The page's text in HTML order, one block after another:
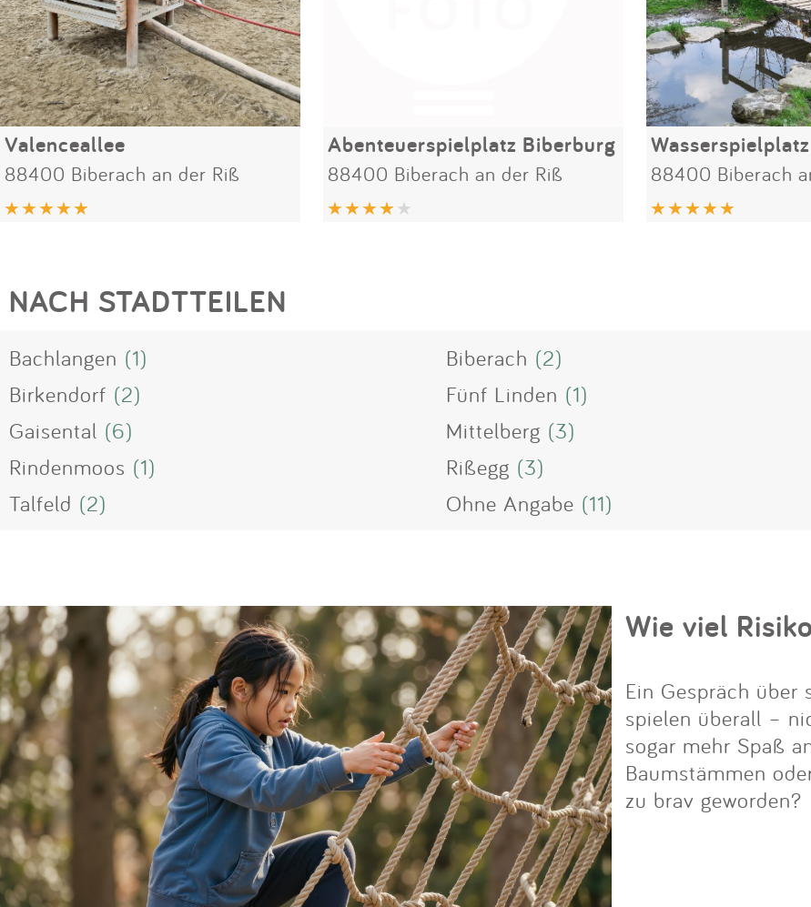
Valenceallee
88400 Biberach an der Riß
Abenteuerspielplatz Biberburg
88400 Biberach an der Riß 88400 Biberach
NACH STADTTEILEN
Bachlangen (1) Biberach (2)
Birkendorf (2) Fünf Linden (1)
Gaisental (6) Mittelberg (3)
Rindenmoos (1) Rißegg (3)
Talfeld (2) Ohne Angabe (11)
Wie viel
Ein Gespräch über
spielen überall –
sogar mehr Spaß
Baumstämmen
zu brav geworden?